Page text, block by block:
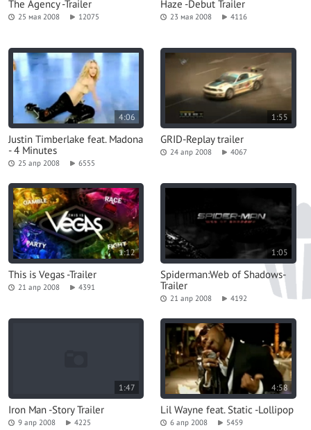
The Agency -Trailer
25 мая 2008 12075
Haze -Debut Trailer
23 мая 2008 4116
4:06
Justin Timberlake feat. Madona
- 4 Minutes
25 апр 2008 6555
1:55
GRID-Replay trailer
24 апр 2008 4067
1:12
This is Vegas -Trailer
21 апр 2008 4391
1:05
Spiderman:Web of Shadows-
Trailer
21 апр 2008 4192
1:47
Iron Man -Story Trailer
9 апр 2008 4225
4:58
Lil Wayne feat. Static -Lollipop
6 апр 2008 5459